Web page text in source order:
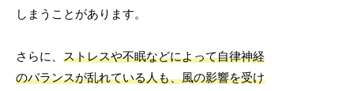
しまうことがあります。
さらに、ストレスや不眠などによって自律神経
のバランスが乱れている人も、風の影響を受け